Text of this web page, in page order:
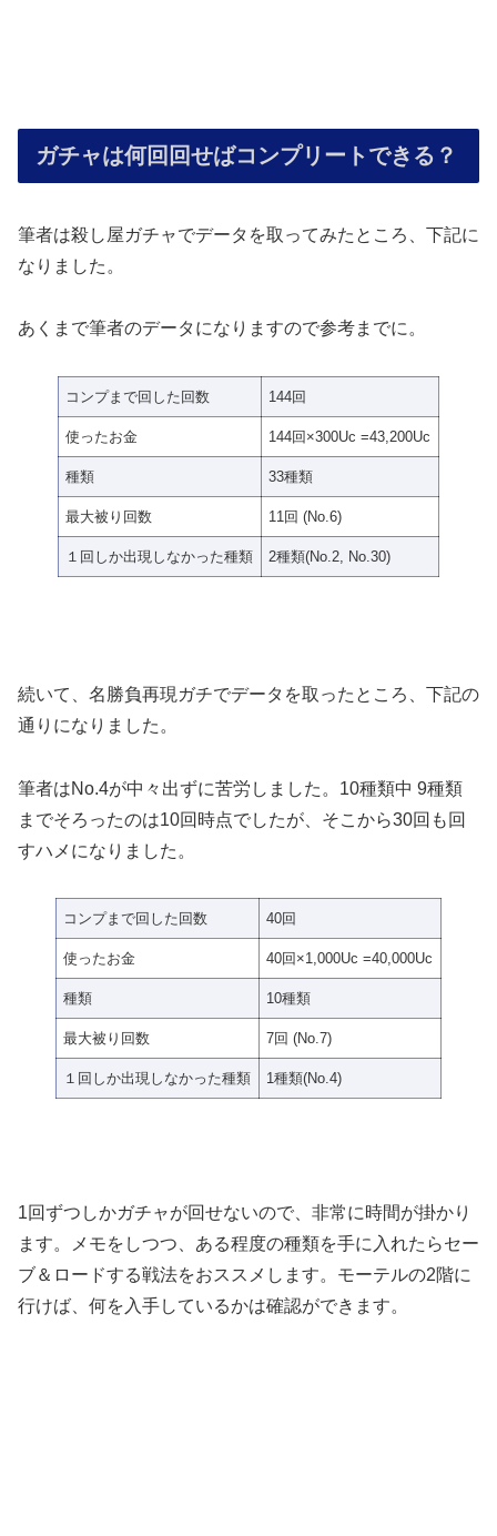
ガチャは何回回せばコンプリートできる？
筆者は殺し屋ガチャでデータを取ってみたところ、下記に
なりました。
あくまで筆者のデータになりますので参考までに。
コンプまで回した回数 144回
使ったお金 144回×300Uc =43,200Uc
種類 33種類
最大被り回数 11回 (No.6)
１回しか出現しなかった種類 2種類(No.2, No.30)
続いて、名勝負再現ガチでデータを取ったところ、下記の
通りになりました。
筆者はNo.4が中々出ずに苦労しました。10種類中 9種類
までそろったのは10回時点でしたが、そこから30回も回
すハメになりました。
コンプまで回した回数 40回
使ったお金 40回×1,000Uc =40,000Uc
種類 10種類
最大被り回数 7回 (No.7)
１回しか出現しなかった種類 1種類(No.4)
1回ずつしかガチャが回せないので、非常に時間が掛かり
ます。メモをしつつ、ある程度の種類を手に入れたらセー
ブ＆ロードする戦法をおススメします。モーテルの2階に
行けば、何を入手しているかは確認ができます。